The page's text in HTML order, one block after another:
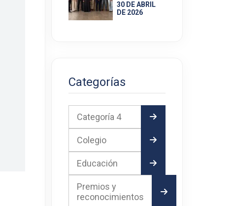
30 DE ABRIL
DE 2026
Categorías
Categoría 4
Colegio
Educación
Premios y
reconocimientos